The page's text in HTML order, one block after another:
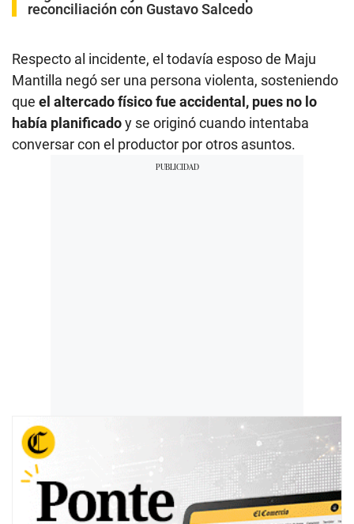
reconciliación con Gustavo Salcedo
Respecto al incidente, el todavía esposo de Maju
Mantilla negó ser una persona violenta, sosteniendo
que el altercado físico fue accidental, pues no lo
había planificadoy se originó cuando intentaba
conversar con el productor por otros asuntos.